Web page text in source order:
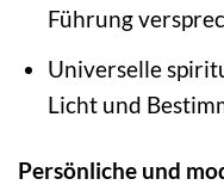
Führung
Universelle
Licht und
Persönliche und